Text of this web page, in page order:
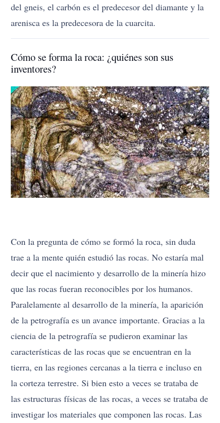
del gneis, el carbón es el predecesor del diamante y la
arenisca es la predecesora de la cuarcita.
Cómo se forma la roca: ¿quiénes son sus
inventores?
Con la pregunta de cómo se formó la roca, sin duda
trae a la mente quién estudió las rocas. No estaría mal
decir que el nacimiento y desarrollo de la minería hizo
que las rocas fueran reconocibles por los humanos.
Paralelamente al desarrollo de la minería, la aparición
de la petrografía es un avance importante. Gracias a la
ciencia de la petrografía se pudieron examinar las
características de las rocas que se encuentran en la
tierra, en las regiones cercanas a la tierra e incluso en
la corteza terrestre. Si bien esto a veces se trataba de
las estructuras físicas de las rocas, a veces se trataba de
investigar los materiales que componen las rocas. Las